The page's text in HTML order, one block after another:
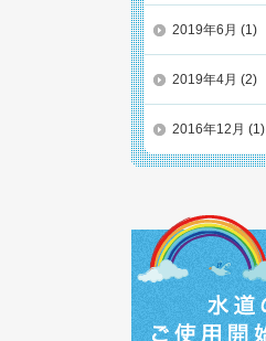
2019年6月 (1)
2019年4月 (2)
2016年12月 (1)